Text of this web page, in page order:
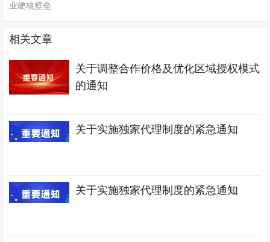
业硬核壁垒
相关文章
关于调整合作价格及优化区域授权模式
的通知
关于实施独家代理制度的紧急通知
关于实施独家代理制度的紧急通知